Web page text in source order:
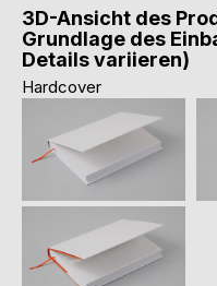
3D-Ansicht des
Grundlage des
Details variieren)
Hardcover